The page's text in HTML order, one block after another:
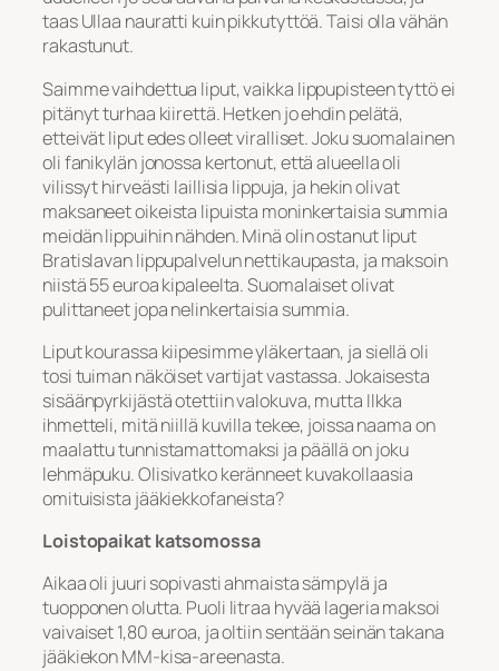
taas Ullaa nauratti kuin pikkutyttöä. Taisi olla vähän
rakastunut.
Saimme vaihdettua liput, vaikka lippupisteen tyttö ei
pitänyt turhaa kiirettä. Hetken jo ehdin pelätä,
etteivät liput edes olleet viralliset. Joku suomalainen
oli fanikylän jonossa kertonut, että alueella oli
vilissyt hirveästi laillisia lippuja, ja hekin olivat
maksaneet oikeista lipuista moninkertaisia summia
meidän lippuihin nähden. Minä olin ostanut liput
Bratislavan lippupalvelun nettikaupasta, ja maksoin
niistä 55 euroa kipaleelta. Suomalaiset olivat
pulittaneet jopa nelinkertaisia summia.
Liput kourassa kiipesimme yläkertaan, ja siellä oli
tosi tuiman näköiset vartijat vastassa. Jokaisesta
sisäänpyrkijästä otettiin valokuva, mutta Ilkka
ihmetteli, mitä niillä kuvilla tekee, joissa naama on
maalattu tunnistamattomaksi ja päällä on joku
lehmäpuku. Olisivatko keränneet kuvakollaasia
omituisista jääkiekkofaneista?
Loistopaikat katsomossa
Aikaa oli juuri sopivasti ahmaista sämpylä ja
tuopponen olutta. Puoli litraa hyvää lageria maksoi
vaivaiset 1,80 euroa, ja oltiin sentään seinän takana
jääkiekon MM-kisa-areenasta.